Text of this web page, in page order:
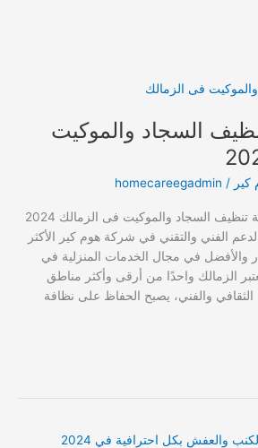
السجاد والموكيت
/
homecareegadmin
هذا المقال – أفضل شركة تنظيف السجاد والموكيت فى الزمالك 2024
الفني والتقني في شركة هوم كير الأكثر
والأفضل في مجال الخدمات المنزلية في
الزمالك واحدًا من أرقى وأكثر مناطق
الثقافي والفني، يصبح الحفاظ على نظافة